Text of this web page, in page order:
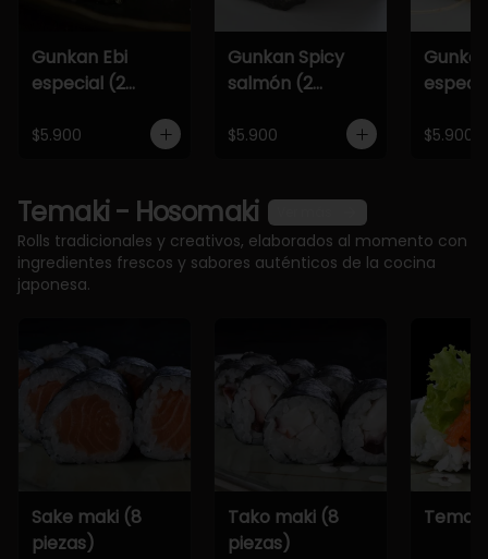
Gunkan Ebi
especial (2
$5.900
Gunkan Spicy
salmón (2
$5.900 $5.900
Temaki - Hosomaki
Rolls tradicionales y creativos, elaborados al momento con
ingredientes frescos y sabores auténticos de la cocina
japonesa.
Sake maki (8
piezas)
Tako maki (8
piezas)